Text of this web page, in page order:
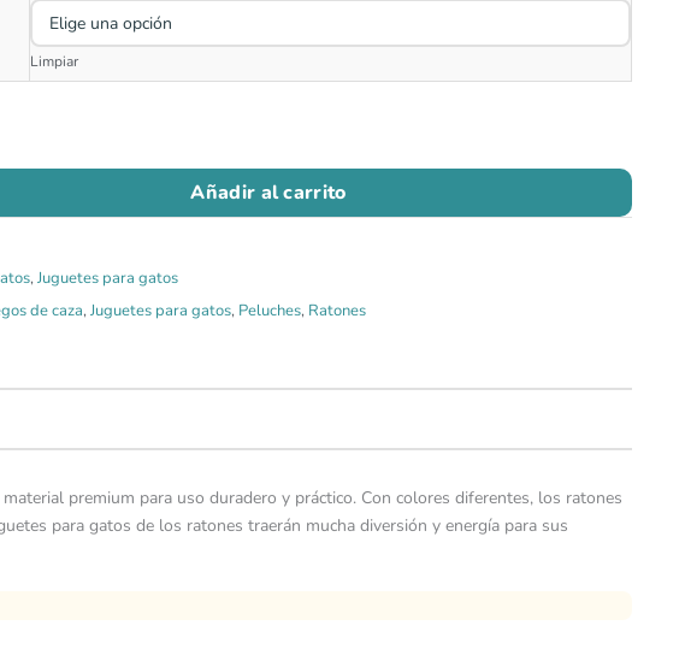
Limpiar
Añadir al carrito
,Juguetes para gatos
de caza,Juguetes para gatos, Peluches, Ratones
premium para uso duradero y práctico. Con colores diferentes, los ratones
para gatos de los ratones traerán mucha diversión y energía para sus